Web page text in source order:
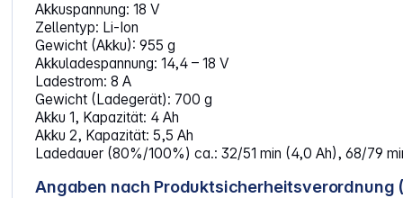
Akkuspannung: 18 V
Zellentyp: Li-Ion
Gewicht (Akku): 955 g
Akkuladespannung: 14,4 – 18 V
Ladestrom: 8 A
Gewicht (Ladegerät): 700 g
Akku 1, Kapazität: 4 Ah
Akku 2, Kapazität: 5,5 Ah
Ladedauer (80%/100%) ca.: 32/51 min (4,0 Ah), 68/79
Angaben nach Produktsicherheitsverordnung